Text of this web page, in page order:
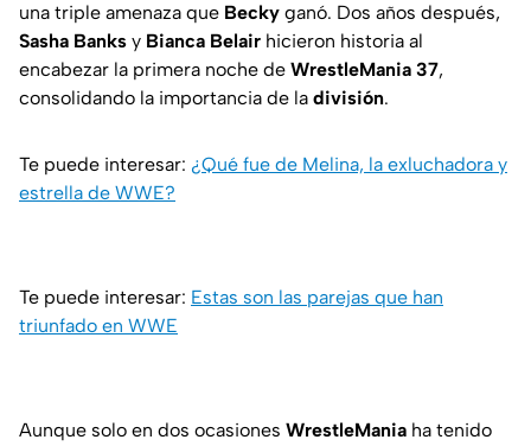
una triple amenaza que Becky ganó. Dos años después,
Sasha Banks y Bianca Belair hicieron historia al
encabezar la primera noche de WrestleMania 37,
consolidando la importancia de la división.
Te puede interesar: ¿Qué fue de Melina, la exluchadora y
estrella de WWE?
Te puede interesar: Estas son las parejas que han
triunfado en WWE
Aunque solo en dos ocasiones WrestleMania ha tenido